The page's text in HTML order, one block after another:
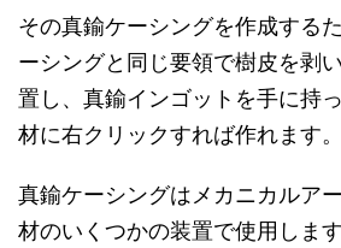
その真鍮ケーシングを作成する
ーシングと同じ要領で樹皮を剥
置し、真鍮インゴットを手に持
材に右クリックすれば作れます。
真鍮ケーシングはメカニカルア
材のいくつかの装置で使用しま